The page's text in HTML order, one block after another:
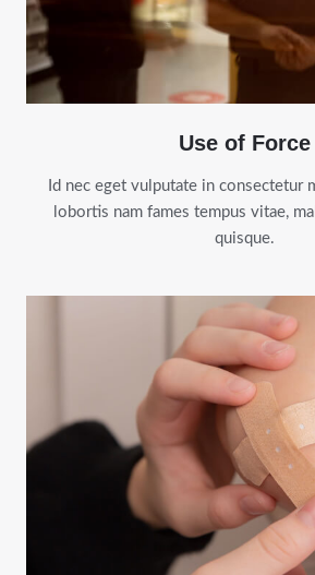
Use of Force
Id nec eget vulputate in consectetur
lobortis nam fames tempus vitae,
quisque.